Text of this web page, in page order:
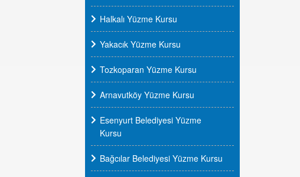
Halkalı Yüzme Kursu
Yakacık Yüzme Kursu
Tozkoparan Yüzme Kursu
Arnavutköy Yüzme Kursu
Esenyurt Belediyesi Yüzme
Kursu
Bağcılar Belediyesi Yüzme Kursu